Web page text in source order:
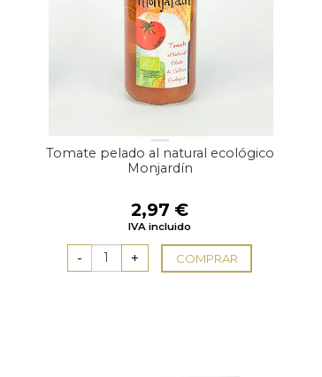
Tomate pelado al natural ecológico
Monjardín
2,97 €
IVA incluido
COMPRAR